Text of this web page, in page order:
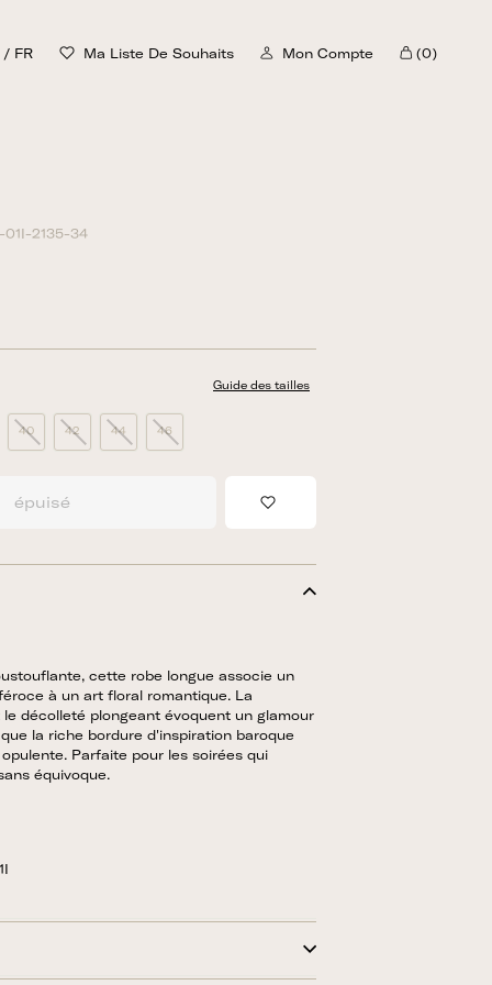
/ FR Ma Liste De Souhaits Mon Compte (0)
Chariot
01I-2135-34
Guide des tailles
40 42 44 46
épuisé Ajouter à la liste de
cette robe longue associe un
à un art floral romantique. La
décolleté plongeant évoquent un glamour
la riche bordure d'inspiration baroque
Parfaite pour les soirées qui
équivoque.